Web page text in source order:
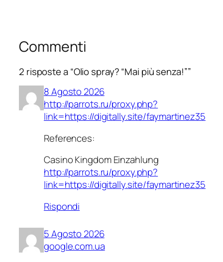
Commenti
2 risposte a “Olio spray? “Mai più senza!””
8 Agosto 2026
http://parrots.ru/proxy.php?
link=https://digitally.site/faymartinez35
References:
Casino Kingdom Einzahlung
http://parrots.ru/proxy.php?
link=https://digitally.site/faymartinez35
Rispondi
5 Agosto 2026
google.com.ua